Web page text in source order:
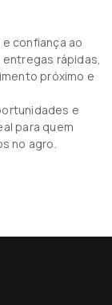
confiança ao
rápidas,
próximo e
e
para quem
no agro.